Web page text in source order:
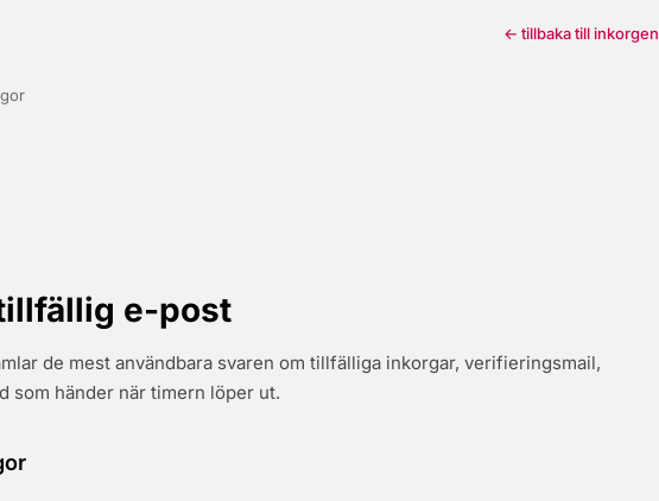
← tillbaka till inkorgen
e-post
de mest användbara svaren om tillfälliga inkorgar, verifieringsmail,
som händer när timern löper ut.